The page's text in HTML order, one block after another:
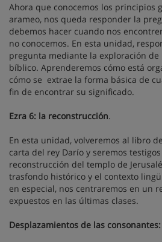
Ahora que conocemos los principios
arameo, nos queda responder la
debemos hacer cuando nos
no conocemos. En esta unidad,
pregunta mediante la exploración de
bíblico. Aprenderemos cómo está
cómo se extrae la forma básica de
fin de encontrar su significado.
Ezra 6: la reconstrucción.
En esta unidad, volveremos al libro
carta del rey Darío y seremos
reconstrucción del templo de
trasfondo histórico y el contexto
en especial, nos centraremos en un
expuestos en las últimas clases.
Desplazamientos de las